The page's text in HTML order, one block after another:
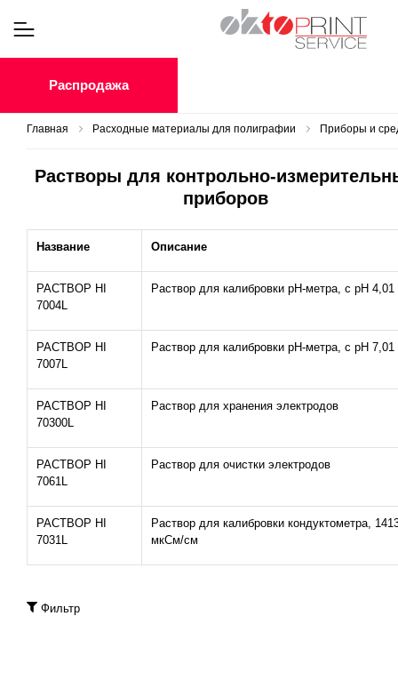
Распродажа
Главная Расходные материалы для полиграфии Приборы и
Растворы для контрольно-
приборов
Название Описание
РАСТВОР HI
7004L
Раствор для калибровки рН-метра, с рН 4,01
РАСТВОР HI
7007L
Раствор для калибровки рН-метра, с рН 7,01
РАСТВОР HI
70300L
Раствор для хранения электродов
РАСТВОР HI
7061L
Раствор для очистки электродов
РАСТВОР HI
7031L
Раствор для калибровки кондуктометра,
мкСм/cм
Фильтр